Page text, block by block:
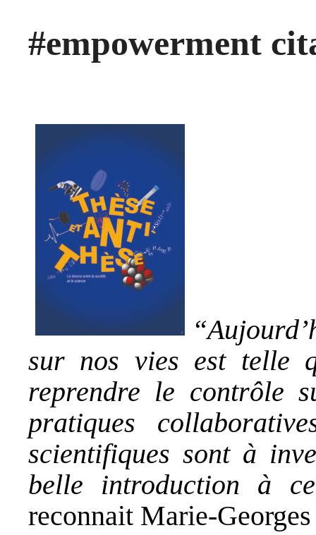
#empowerment
sur nos vies est telle
reprendre le contrôle
pratiques
scientifiques sont à
belle introduction à
reconnait Marie-